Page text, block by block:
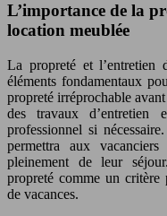
L’importance de la
location meublée
La propreté et l’entretien
éléments fondamentaux
propreté irréprochable
des travaux
professionnel si
permettra aux
pleinement de leur
propreté comme un
de vacances.